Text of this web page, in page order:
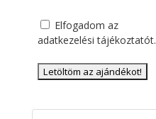
Elfogadom az
adatkezelési tájékoztatót.